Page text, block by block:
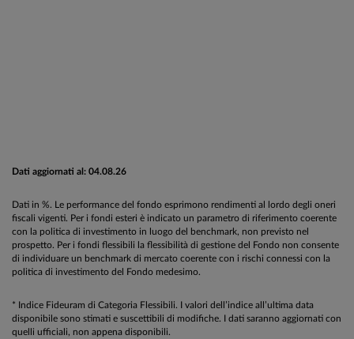
Dati aggiornati al: 04.08.26
Dati in %. Le performance del fondo esprimono rendimenti al lordo degli oneri
fiscali vigenti. Per i fondi esteri è indicato un parametro di riferimento coerente
con la politica di investimento in luogo del benchmark, non previsto nel
prospetto. Per i fondi flessibili la flessibilità di gestione del Fondo non consente
di individuare un benchmark di mercato coerente con i rischi connessi con la
politica di investimento del Fondo medesimo.
* Indice Fideuram di Categoria Flessibili. I valori dell’indice all’ultima data
disponibile sono stimati e suscettibili di modifiche. I dati saranno aggiornati con
quelli ufficiali, non appena disponibili.